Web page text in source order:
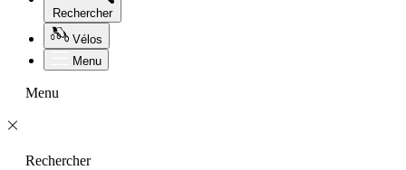
Rechercher
Vélos
Menu
Menu
Rechercher